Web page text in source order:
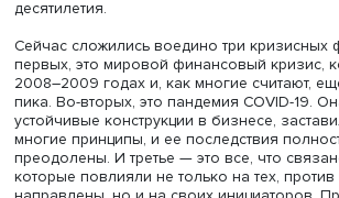
восточные рынки, в частности
являются языковые и культурные
особенно в Китае, по-своему ведут
выстраивают отношения в бизнесе.
многим приходится сейчас осваивать
получается удачно. Было бы хорошо,
отраслевые ассоциации и союзы
процессе, создав консультационные
подобные структуры, в том числе и в